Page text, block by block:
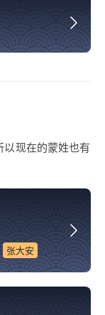
以现在的蒙姓也有
张大安